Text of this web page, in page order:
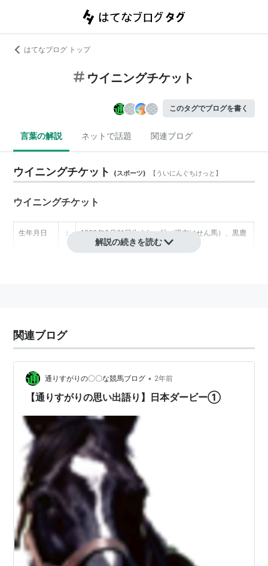
はてなブログ トップ
ウイニングチケット
このタグでブログを書く
言葉の解説 ネットで話題 関連ブログ
ウイニングチケット (スポーツ) 【 ういにんぐちけっと 】
ウイニングチケット
生年月日 ：
1990年3月21日生まれ、牡（現在はせん馬）、黒鹿
母の父 ：
馬主 ： 太田実實
管理調教
： 伊藤雄二（栗東）
主な勝ち
弥生賞 日本ダービー 京都新聞杯
備考 ： 半弟ロイヤルタッチ
ウイニングチケットは栗東トレーニングセンター伊藤雄
二厩舎に所属していた引退競走馬。屈指の名ジョッキー
でありながら日本ダービーの勝ち鞍が無かった柴田政人
解説の続きを読む
関連ブログ
通りすがりの〇〇な競馬ブログ • 2年前
【通りすがりの思い出語り】日本ダービー①